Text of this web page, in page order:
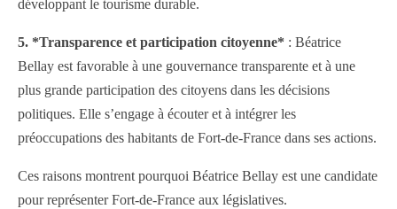
développant le tourisme durable.
5. *Transparence et participation citoyenne* : Béatrice
Bellay est favorable à une gouvernance transparente et à une
plus grande participation des citoyens dans les décisions
politiques. Elle s’engage à écouter et à intégrer les
préoccupations des habitants de Fort-de-France dans ses actions.
Ces raisons montrent pourquoi Béatrice Bellay est une candidate
pour représenter Fort-de-France aux législatives.